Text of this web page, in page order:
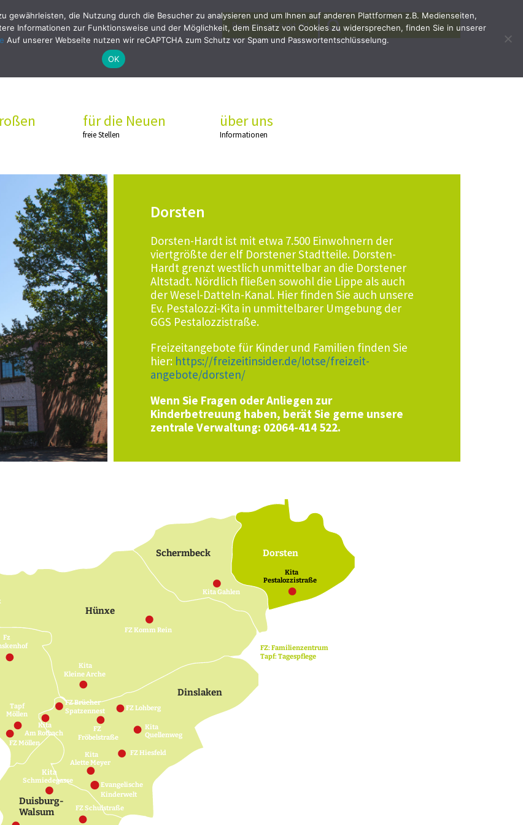
für die Neuen
freie Stellen
über uns
Informationen
Bewirb`dich jetzt!
Search
for:
SEARCH
Dorsten
Dorsten-Hardt ist mit etwa 7.500 Einwohnern der
viertgrößte der elf Dorstener Stadtteile. Dorsten-
Hardt grenzt westlich unmittelbar an die Dorstener
Altstadt. Nördlich fließen sowohl die Lippe als auch
der Wesel-Datteln-Kanal. Hier finden Sie auch unsere
Ev. Pestalozzi-Kita in unmittelbarer Umgebung der
GGS Pestalozzistraße.
Freizeitangebote für Kinder und Familien finden Sie
hier: https://freizeitinsider.de/lotse/freizeit-
angebote/dorsten/
Wenn Sie Fragen oder Anliegen zur
Kinderbetreuung haben, berät Sie gerne unsere
zentrale Verwaltung: 02064-414 522.
Fz
Tapf
Möllen
FZ Möllen
Hünxe
FZ Komm Rein
Kita
Kleine Arche
Schermbeck
Kita Gahlen
Dorsten
Kita
Pestalozzistraße
Duisburg-
Walsum
Kita
Schmiedegasse
FZ Schulstraße
Dinslaken
Kita
Am Rotbach
FZ Brücher
Spatzennest
FZ Lohberg
FZ
Fröbelstraße
Kita
Quellenweg
Kita
Alette Meyer
FZ Hiesfeld
Evangelische
Kinderwelt
FZ: Familienzentrum
Tapf: Tagespﬂege
gewährleisten, die Nutzung durch die Besucher zu analysieren und um Ihnen auf anderen Plattformen z.B. Medienseiten,
Informationen zur Funktionsweise und der Möglichkeit, dem Einsatz von Cookies zu widersprechen, finden Sie in unserer
Auf unserer Webseite nutzen wir reCAPTCHA zum Schutz vor Spam und Passwortentschlüsselung.
OK